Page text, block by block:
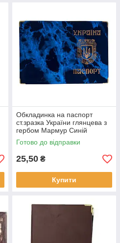
Обкладинка на паспорт
ст.зразка України глянцева з
гербом Мармур Синій
Готово до відправки
25,50 ₴
Купити